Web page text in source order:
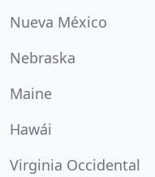
Nueva México
Nebraska
Maine
Hawái
Virginia Occidental